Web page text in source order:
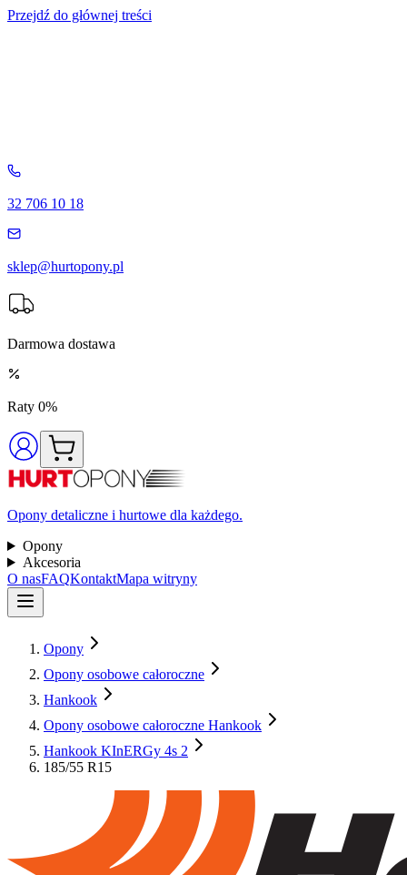
Przejdź do głównej treści
32 706 10 18
sklep@hurtopony.pl
Darmowa dostawa
Raty 0%
Opony detaliczne i hurtowe dla każdego.
Opony
Akcesoria
O nasFAQKontaktMapa witryny
Opony
Opony osobowe całoroczne
Hankook
Opony osobowe całoroczne Hankook
Hankook KInERGy 4s 2
185/55 R15